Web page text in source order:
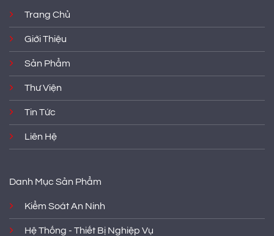
Trang Chủ
Giới Thiệu
Sản Phẩm
Thư Viện
Tin Tức
Liên Hệ
Danh Mục Sản Phẩm
Kiểm Soát An Ninh
Hệ Thống - Thiết Bị Nghiệp Vụ